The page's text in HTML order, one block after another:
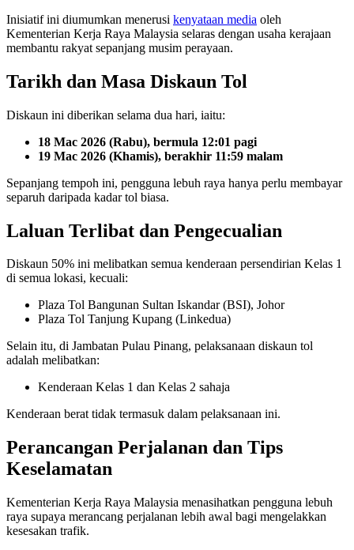
Inisiatif ini diumumkan menerusi kenyataan media oleh
Kementerian Kerja Raya Malaysia selaras dengan usaha kerajaan
membantu rakyat sepanjang musim perayaan.
Tarikh dan Masa Diskaun Tol
Diskaun ini diberikan selama dua hari, iaitu:
18 Mac 2026 (Rabu), bermula 12:01 pagi
19 Mac 2026 (Khamis), berakhir 11:59 malam
Sepanjang tempoh ini, pengguna lebuh raya hanya perlu membayar
separuh daripada kadar tol biasa.
Laluan Terlibat dan Pengecualian
Diskaun 50% ini melibatkan semua kenderaan persendirian Kelas 1
di semua lokasi, kecuali:
Plaza Tol Bangunan Sultan Iskandar (BSI), Johor
Plaza Tol Tanjung Kupang (Linkedua)
Selain itu, di Jambatan Pulau Pinang, pelaksanaan diskaun tol
adalah melibatkan:
Kenderaan Kelas 1 dan Kelas 2 sahaja
Kenderaan berat tidak termasuk dalam pelaksanaan ini.
Perancangan Perjalanan dan Tips
Keselamatan
Kementerian Kerja Raya Malaysia menasihatkan pengguna lebuh
raya supaya merancang perjalanan lebih awal bagi mengelakkan
kesesakan trafik.